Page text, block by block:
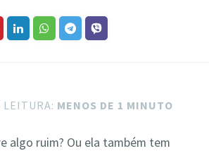
LEITURA: MENOS DE 1 MINUTO
algo ruim? Ou ela também tem